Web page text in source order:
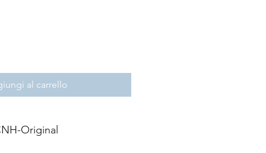
al carrello
Original